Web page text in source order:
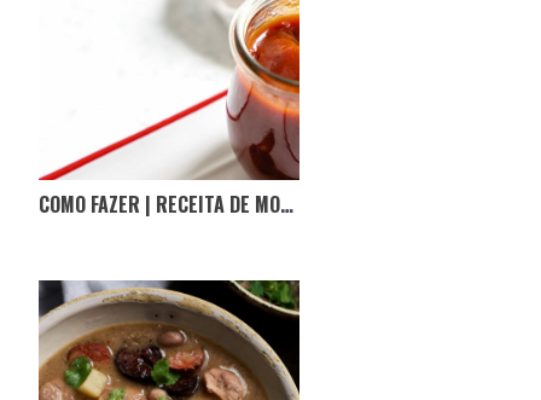
COMO FAZER | RECEITA DE MOLHO BARBECUE